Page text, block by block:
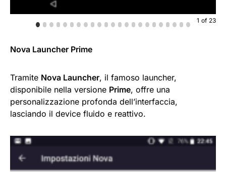
1 of 23
Nova Launcher Prime
Tramite Nova Launcher, il famoso launcher,
disponibile nella versione Prime, offre una
personalizzazione profonda dell’interfaccia,
lasciando il device fluido e reattivo.